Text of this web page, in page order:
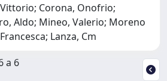
Corona, Onofrio;
Aldo; Mineo, Valerio; Moreno
Lanza, Cm
a 6